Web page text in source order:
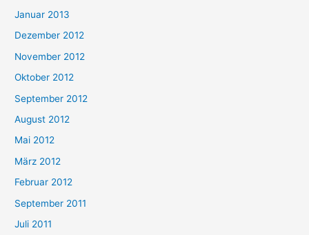
Januar 2013
Dezember 2012
November 2012
Oktober 2012
September 2012
August 2012
Mai 2012
März 2012
Februar 2012
September 2011
Juli 2011